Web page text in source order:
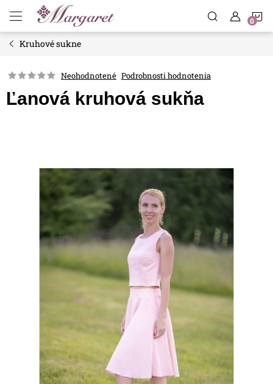
obsah
Kruhové sukne
Neohodnotené Podrobnosti hodnotenia
Ľanová kruhová sukňa